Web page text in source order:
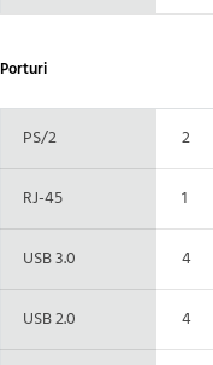
Porturi
PS/2 2
RJ-45 1
USB 3.0 4
USB 2.0 4